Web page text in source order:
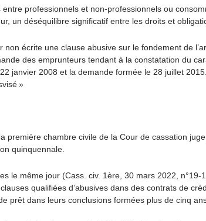
professionnels et non-professionnels ou
un déséquilibre significatif entre les droits et
écrite une clause abusive sur le fondement de
des emprunteurs tendant à la constatation du
janvier 2008 et la demande formée le 28 juillet 2015.
»
première chambre civile de la Cour de cassation
quinquennale.
le même jour (Cass. civ. 1ère, 30 mars 2022, n°19-
qualifiées d’abusives dans des contrats de
prêt dans leurs conclusions formées plus de cinq